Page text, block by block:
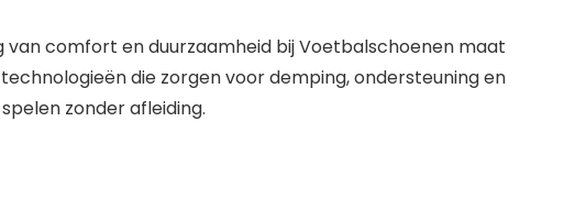
comfort en duurzaamheid bij Voetbalschoenen maat
die zorgen voor demping, ondersteuning en
zonder afleiding.